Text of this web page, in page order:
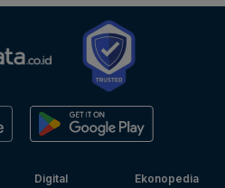
Digital
Ekonopedia